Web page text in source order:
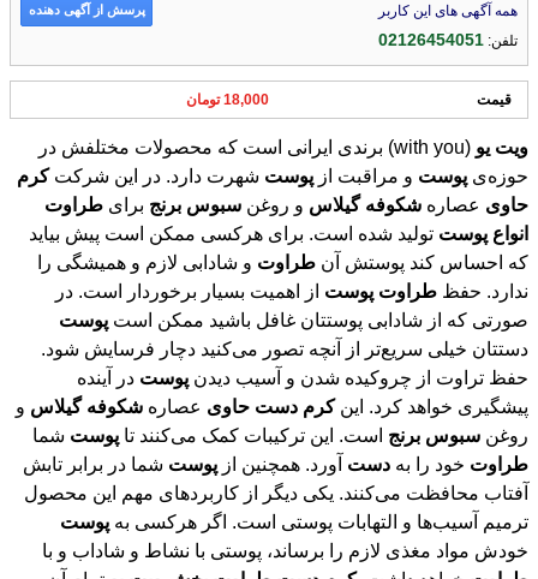
همه آگهی های این کاربر
تلفن:02126454051
پرسش از آگهی دهنده
قیمت 18,000 تومان
ویت یو
(with you) برندی ایرانی است که محصولات مختلفش در
حوزه‌ی پوست و مراقبت از پوست شهرت دارد. در این شرکتکرم
حاوی عصاره شکوفه گیلاس و روغن سبوس برنج برای طراوت
انواع پوست تولید شده است. برای هرکسی ممکن است پیش بیاید
که احساس کند پوستش آن طراوت و شادابی لازم و همیشگی را
ندارد. حفظ طراوت پوست از اهمیت بسیار برخوردار است. در
صورتی که از شادابی پوستتان غافل باشید ممکن است پوست
دستتان خیلی سریع‌تر از آنچه تصور می‌کنید دچار فرسایش شود.
حفظ تراوت از چروکیده شدن و آسیب دیدن پوست در آینده
پیشگیری خواهد کرد. اینکرم دست حاوی عصاره شکوفه گیلاس و
روغن سبوس برنج است. این ترکیبات کمک می‌کنند تا پوست شما
طراوت خود را به دست آورد. همچنین از پوست شما در برابر تابش
آفتاب محافظت می‌کنند. یکی دیگر از کاربردهای مهم این محصول
ترمیم آسیب‌ها و التهابات پوستی است. اگر هرکسی به پوست
خودش مواد مغذی لازم را برساند، پوستی با نشاط و شاداب و با